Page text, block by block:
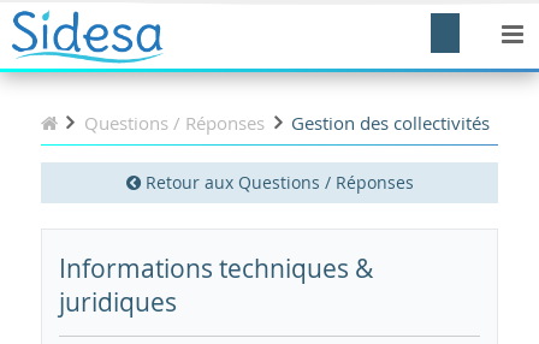
Questions / Réponses Gestion des collectivités
Retour aux Questions / Réponses
Informations techniques &
juridiques